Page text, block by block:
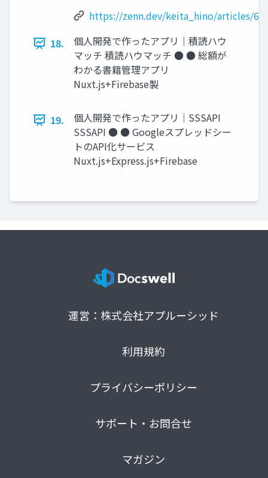
https://zenn.dev/keita_hino/articles/
18.
個人開発で作ったアプリ｜積読ハウ
マッチ 積読ハウマッチ ● ● 総額が
わかる書籍管理アプリ
Nuxt.js+Firebase製
19.
個人開発で作ったアプリ｜SSSAPI
SSSAPI ● ● Googleスプレッドシー
トのAPI化サービス
Nuxt.js+Express.js+Firebase
運営：株式会社アプルーシッド
利用規約
プライバシーポリシー
サポート・お問合せ
マガジン